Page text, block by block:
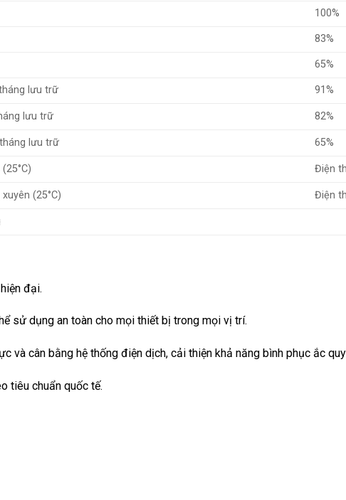
100%
83%
65%
lưu trữ 91%
lưu trữ 82%
lưu trữ 65%
Điện
(25°C) Điện
đại.
sử dụng an toàn cho mọi thiết bị trong mọi vị trí.
và cân bằng hệ thống điện dịch, cải thiện khả năng bình phục ắc
tiêu chuẩn quốc tế.